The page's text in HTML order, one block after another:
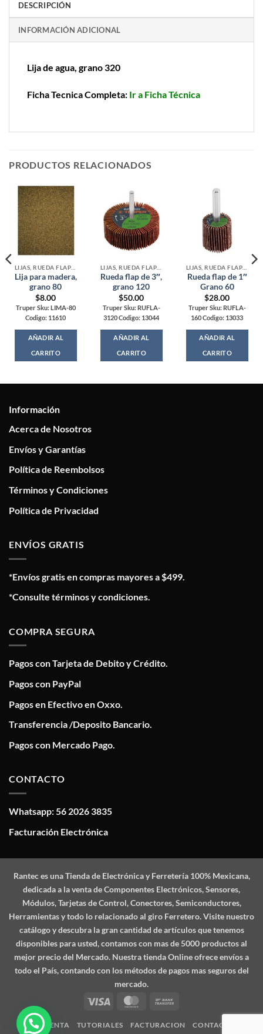
DESCRIPCIÓN
INFORMACIÓN ADICIONAL
Lija de agua, grano 320
Ficha Tecnica Completa: Ir a Ficha Técnica
PRODUCTOS RELACIONADOS
Lija para madera,
grano 80
$8.00
Truper Sku: LIMA-80
Codigo: 11610
AÑADIR AL
CARRITO
Rueda flap de 3″,
grano 120
$50.00
Truper Sku: RUFLA-
3120 Codigo: 13044
AÑADIR AL
CARRITO
Rueda flap de 1″
Grano 60
$28.00
Truper Sku: RUFLA-
160 Codigo: 13033
AÑADIR AL
CARRITO
Información
Acerca de Nosotros
Envíos y Garantías
Política de Reembolsos
Términos y Condiciones
Política de Privacidad
ENVÍOS GRATIS
*Envíos gratis en compras mayores a $499.
*Consulte términos y condiciones.
COMPRA SEGURA
Pagos con Tarjeta de Debito y Crédito.
Pagos con PayPal
Pagos en Efectivo en Oxxo.
Transferencia /Deposito Bancario.
Pagos con Mercado Pago.
CONTACTO
Whatsapp: 56 2026 3835
Facturación Electrónica
Ranteces una Tienda de Electrónica y Ferretería 100% Mexicana,
dedicada a la venta de Componentes Electrónicos, Sensores,
Módulos, Tarjetas de Control, Conectores, Semiconductores,
Herramientas y todo lo relacionado al giro Ferretero. Visite nuestro
catálogo y descubra la gran cantidad de artículos que tenemos
disponibles para usted, contamos con mas de 5000 productos al
mejor precio del Mercado. Nuestra tienda Online ofrece envíos a
todo el País, contando con los métodos de pagos mas seguros del
mercado.
Visa
MasterCard
MI CUENTA TUTORIALES FACTURACION CONTACTO